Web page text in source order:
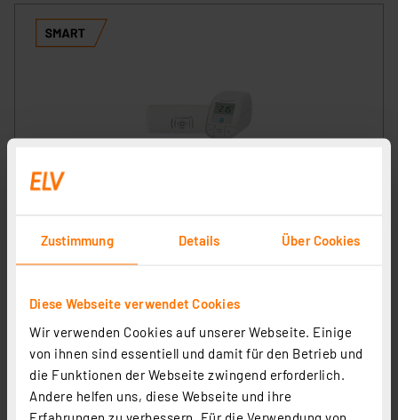
Zustimmung Details Über Cookies
Diese Webseite verwendet Cookies
Wir verwenden Cookies auf unserer Webseite. Einige
von ihnen sind essentiell und damit für den Betrieb und
die Funktionen der Webseite zwingend erforderlich.
Andere helfen uns, diese Webseite und ihre
Erfahrungen zu verbessern. Für die Verwendung von
Informationen zu Versandkosten